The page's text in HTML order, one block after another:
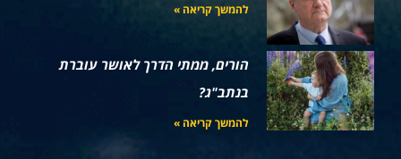
להמשך קריאה »
הורים, ממתי הדרך לאושר עוברת
בנתב"ג?
להמשך קריאה »